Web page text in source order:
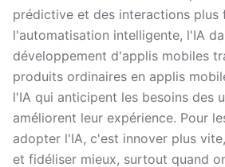
prédictive et des interactions plus
l'automatisation intelligente, l'IA
développement d'applis mobiles
produits ordinaires en applis
l'IA qui anticipent les besoins des
améliorent leur expérience. Pour
adopter l'IA, c'est innover plus
et fidéliser mieux, surtout quand